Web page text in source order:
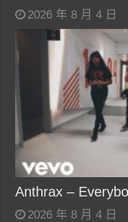
2026 年 8 月 4 日
Anthrax –
2026 年 8 月 4 日